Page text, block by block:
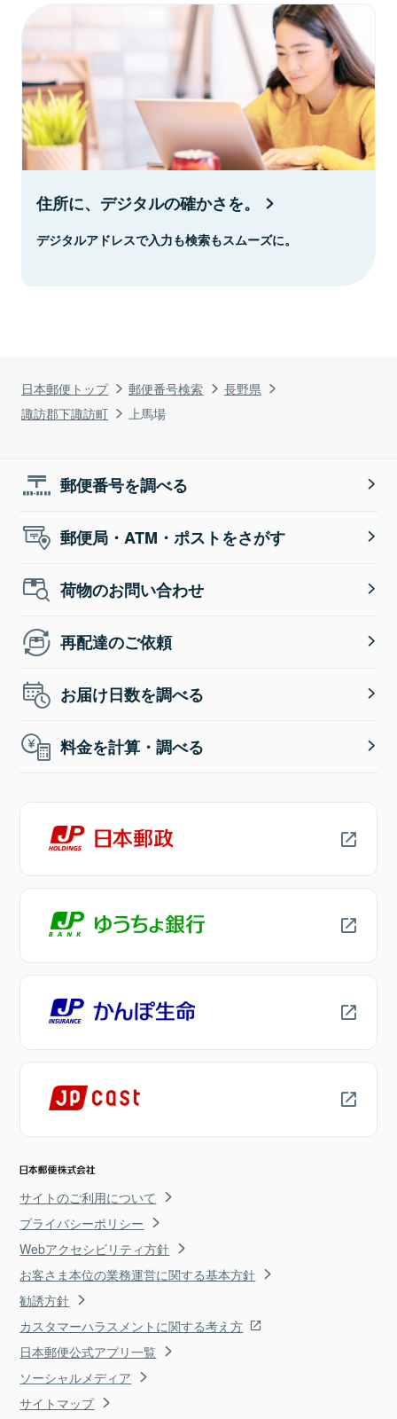
日本郵便トップ 郵便番号検索
長野県
諏訪郡下諏訪町
上馬場
住所に、デジタルの確かさを。
デジタルアドレスで入力も検索もスムーズに。
郵便番号を調べる
郵便局・ATM・ポストをさがす
荷物のお問い合わせ
再配達のご依頼
お届け日数を調べる
料金を計算・調べる
サイトのご利用について
プライバシーポリシー
Webアクセシビリティ方針
お客さま本位の業務運営に関する基本方針
勧誘方針
カスタマーハラスメントに関する考え方
日本郵便公式アプリ一覧
ソーシャルメディア
サイトマップ